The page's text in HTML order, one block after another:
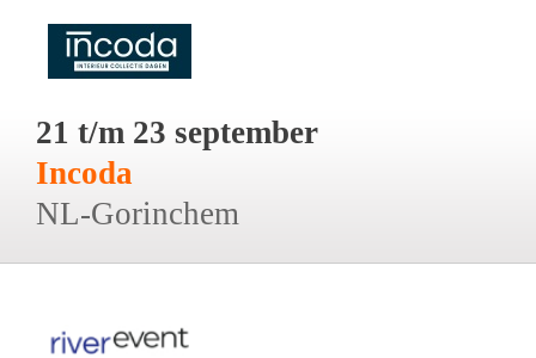
21 t/m 23 september
Incoda
NL-Gorinchem